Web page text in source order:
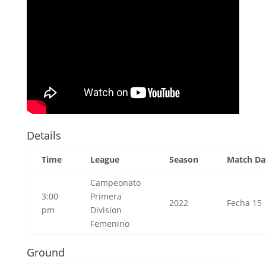
Details
Time League Season Match
3:00
pm
Campeonato
Primera
Division
Femenino
2022 Fecha 15
Ground